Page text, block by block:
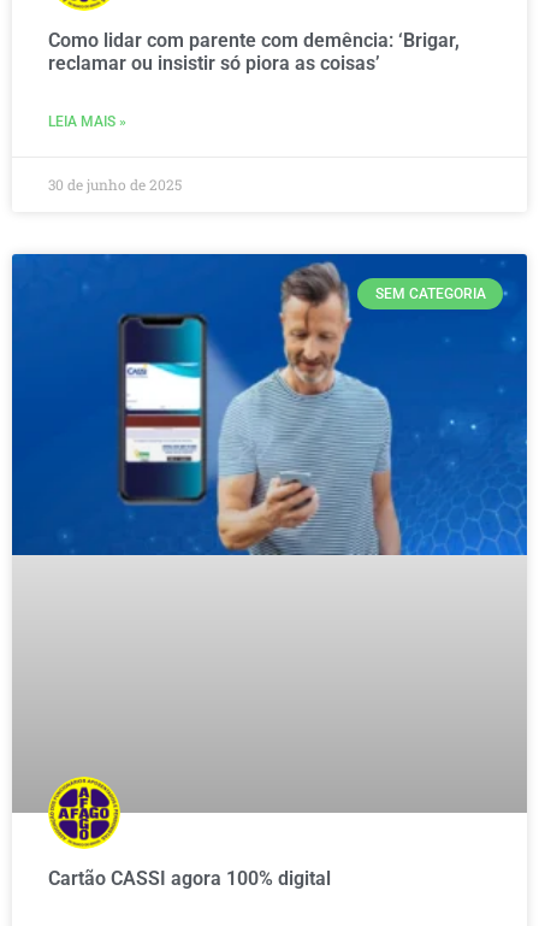
Como lidar com parente com demência: ‘Brigar,
reclamar ou insistir só piora as coisas’
LEIA MAIS »
30 de junho de 2025
SEM CATEGORIA
Cartão CASSI agora 100% digital